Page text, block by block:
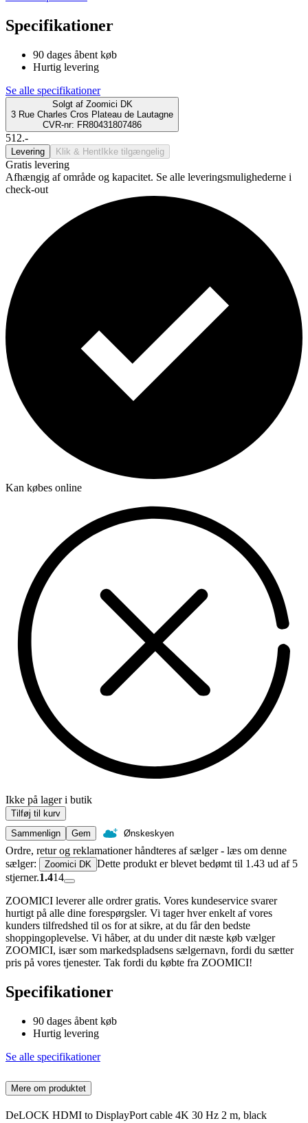
Specifikationer
90 dages åbent køb
Hurtig levering
Se alle specifikationer
Solgt af Zoomici DK
3 Rue Charles Cros Plateau de Lautagne
CVR-nr: FR80431807486
512.-
Levering Klik & Hent Ikke tilgængelig
Gratis levering
Afhængig af område og kapacitet. Se alle leveringsmulighederne i
check-out
Kan købes online
Ikke på lager i butik
Tilføj til kurv
Sammenlign
Gem Ønskeskyen
Ordre, retur og reklamationer håndteres af sælger - læs om denne
sælger:
Zoomici DK Dette produkt er blevet bedømt til 1.43 ud af 5
stjerner.1.414
ZOOMICI leverer alle ordrer gratis. Vores kundeservice svarer
hurtigt på alle dine forespørgsler. Vi tager hver enkelt af vores
kunders tilfredshed til os for at sikre, at du får den bedste
shoppingoplevelse. Vi håber, at du under dit næste køb vælger
ZOOMICI, især som markedspladsens sælgernavn, fordi du sætter
pris på vores tjenester. Tak fordi du købte fra ZOOMICI!
Specifikationer
90 dages åbent køb
Hurtig levering
Se alle specifikationer
Mere om produktet
DeLOCK HDMI to DisplayPort cable 4K 30 Hz 2 m, black